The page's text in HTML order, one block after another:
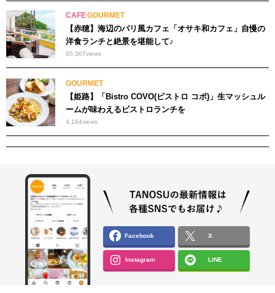
CAFEGOURMET
【赤穂】海辺のバリ風カフェ「オサキ和カフェ」自慢の
洋食ランチと絶景を堪能して♪
95,307views
GOURMET
【姫路】「Bistro COVO(ビストロ コボ)」生マッシュル
ームが味わえるビストロランチを
4,164views
Facebook X
Instagram LINE